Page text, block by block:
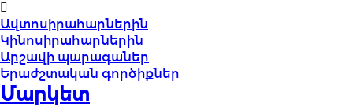
Ավտոսիրահարներին
Կինոսիրահարներին
Արշավի պարագաներ
Երաժշտական գործիքներ
Մարկետ